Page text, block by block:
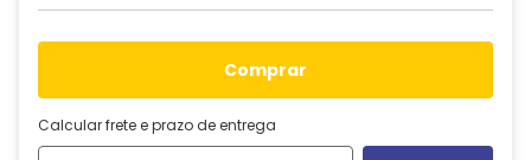
comprar
Calcular frete e prazo de entrega